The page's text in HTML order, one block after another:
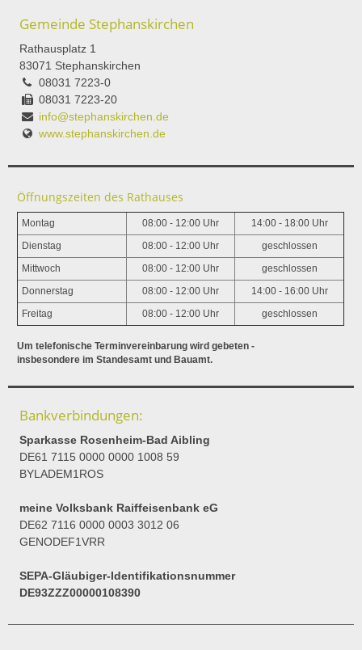
Gemeinde Stephanskirchen
Rathausplatz 1
83071 Stephanskirchen
08031 7223-0
08031 7223-20
info@stephanskirchen.de
www.stephanskirchen.de
Öffnungszeiten des Rathauses
Montag 08:00 - 12:00 Uhr 14:00 - 18:00 Uhr
Dienstag 08:00 - 12:00 Uhr geschlossen
Mittwoch 08:00 - 12:00 Uhr geschlossen
Donnerstag 08:00 - 12:00 Uhr 14:00 - 16:00 Uhr
Freitag 08:00 - 12:00 Uhr geschlossen
Um telefonische Terminvereinbarung wird gebeten -
insbesondere im Standesamt und Bauamt.
Bankverbindungen:
Sparkasse Rosenheim-Bad Aibling
DE61 7115 0000 0000 1008 59
BYLADEM1ROS
meine Volksbank Raiffeisenbank eG
DE62 7116 0000 0003 3012 06
GENODEF1VRR
SEPA-Gläubiger-Identifikationsnummer
DE93ZZZ00000108390